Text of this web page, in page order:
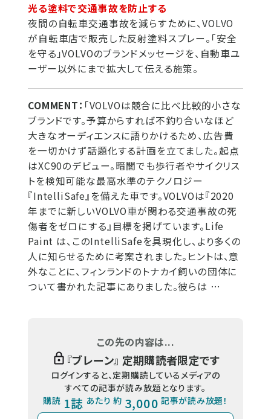
光る塗料で交通事故を防止する
夜間の自転車交通事故を減らすために、VOLVO
が自転車店で販売した反射塗料スプレー。「安全
を守る」VOLVOのブランドメッセージを、自動車ユ
ーザー以外にまで拡大して伝える施策。
COMMENT： 「VOLVOは競合に比べ比較的小さな
ブランドです。予算からすれば不釣り合いなほど
大きなオーディエンスに語りかけるため、広告費
を一切かけず話題化する計画を立てました。起点
はXC90のデビュー。暗闇でも歩行者やサイクリス
トを検知可能な最高水準のテクノロジー
『IntelliSafe』を備えた車です。VOLVOは『2020
年までに新しいVOLVO車が関わる交通事故の死
傷者をゼロにする』目標を掲げています。Life
Paint は、このIntelliSafeを具現化し、より多くの
人に知らせるために考案されました。ヒントは、意
外なことに、フィンランドのトナカイ飼いの団体に
ついて書かれた記事にありました。彼らは …
この先の内容は...
『ブレーン』 定期購読者限定です
ログインすると、定期購読しているメディアの
すべての記事が読み放題となります。
購読 1誌 あたり 約 3,000 記事が読み放題！